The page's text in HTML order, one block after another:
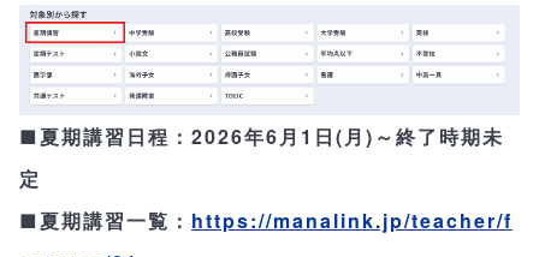
■夏期講習日程：2026年6月1日(月)～終了時期未
定
■夏期講習一覧： https://manalink.jp/teacher/f